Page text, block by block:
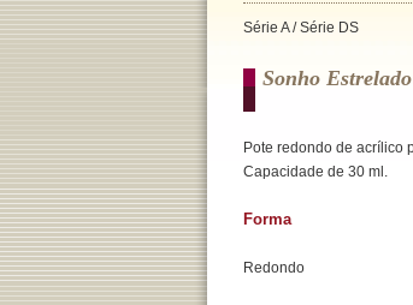
Série A / Série DS
Sonho
Pote redondo de acrílico
Capacidade de 30 ml.
Forma
Redondo